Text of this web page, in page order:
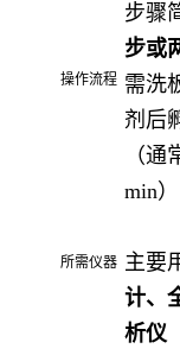
操作流程
步骤
步或
需洗
剂后
（通
min）
所需仪器 主要
计、
析仪